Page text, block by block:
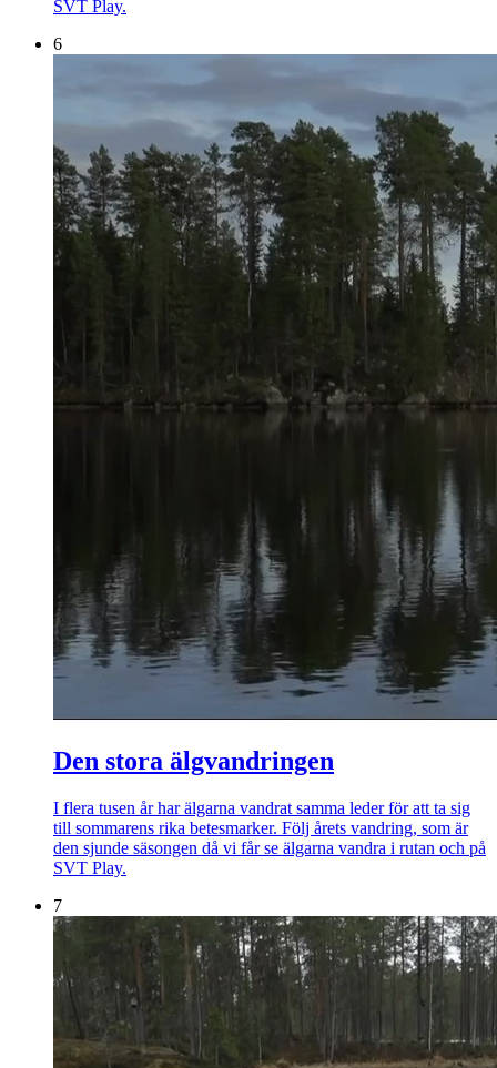
SVT Play.
6
Den stora älgvandringen
I flera tusen år har älgarna vandrat samma leder för att ta sig
till sommarens rika betesmarker. Följ årets vandring, som är
den sjunde säsongen då vi får se älgarna vandra i rutan och på
SVT Play.
7